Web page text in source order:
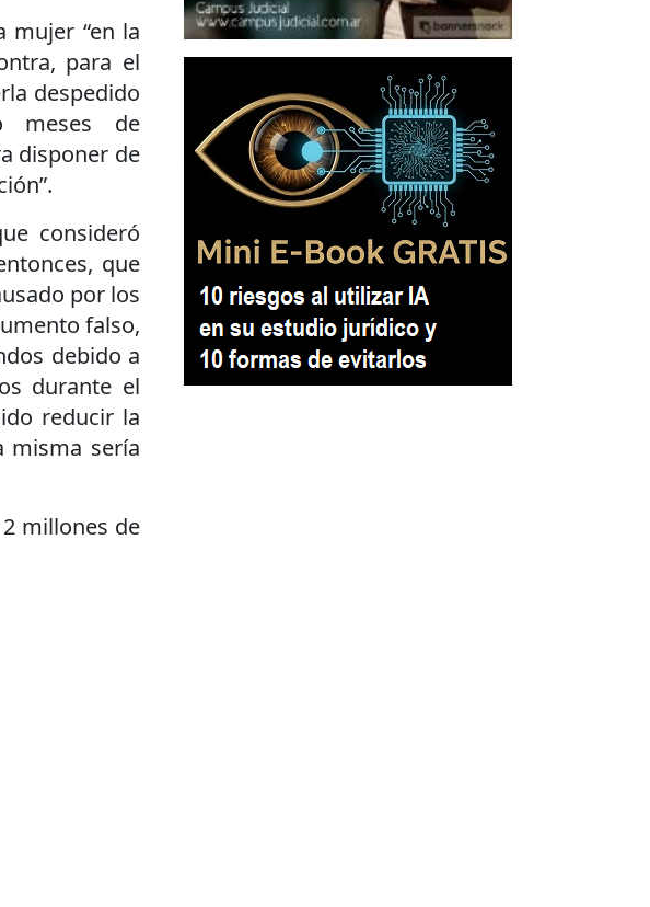
mujer “en la
para el
despedido
meses de
disponer de
consideró
que
por los
falso,
debido a
durante el
reducir la
misma sería
millones de